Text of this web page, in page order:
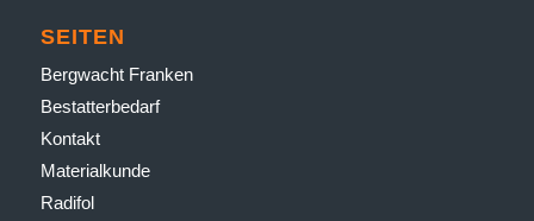
SEITEN
Bergwacht Franken
Bestatter­bedarf
Kontakt
Material­kunde
Radifol